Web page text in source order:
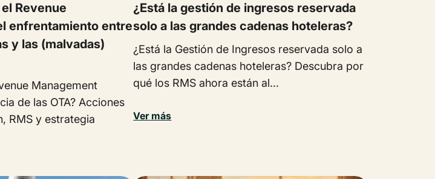
Revenue
enfrentamiento entre
y las (malvadas)
Management
de las OTA? Acciones
RMS y estrategia
¿Está la gestión de ingresos reservada
solo a las grandes cadenas hoteleras?
¿Está la Gestión de Ingresos reservada solo a
las grandes cadenas hoteleras? Descubra por
qué los RMS ahora están al...
Ver más